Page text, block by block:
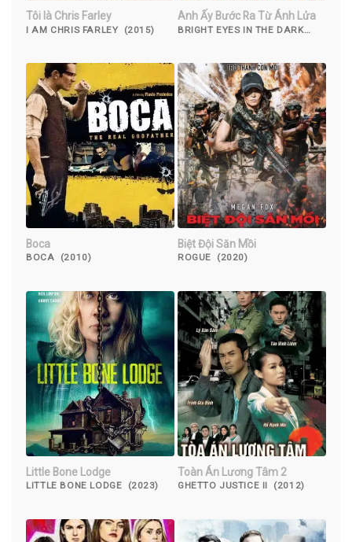
Tôi là Chris Farley
I AM CHRIS FARLEY (2015)
Anh Ấy Bước Ra Từ Ánh Lửa
BRIGHT EYES IN THE DARK
Boca
BOCA (2010)
Biệt Đội Săn Mồi
ROGUE (2020)
Little Bone Lodge
LITTLE BONE LODGE (2023)
Toàn Án Lương Tâm 2
GHETTO JUSTICE II (2012)